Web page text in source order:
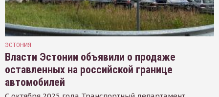
ЭСТОНИЯ
Власти Эстонии объявили о продаже
оставленных на российской границе
автомобилей